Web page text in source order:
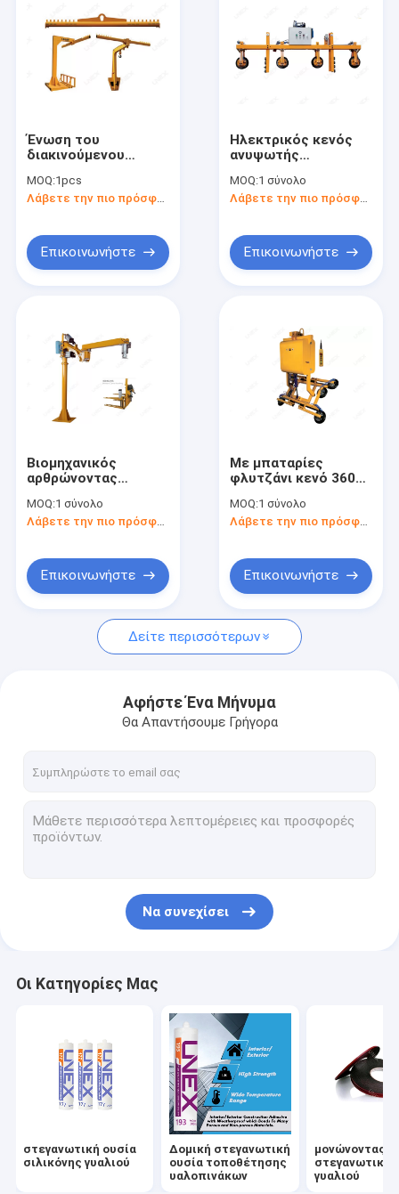
Προϊόντα
Περίπου εμείς
Γύρος εργοστασίων
Ειδήσεις
Ζητήστε ένα απόσπασμα
στεγανωτική ουσία σιλικόνης γυαλιού
μονώνοντας στεγανωτική ουσία γυαλιού
Πλήκτρο διαστήματος παραθύρων αργιλίου
Ταινία ενδιάμεσων στρωμάτων PVB
έξυπνη ταινία
Υλικό γυαλιού
Χρώμα σμάλτων γυαλιού
Ανυψωτής φλυτζανιών αναρρόφησης
Ράφια αποθήκευσης γυαλιού
Ένωση του
διακινούμενου
την ακατέργαστη
μεταφορά πακέτων
MOQ:1pcs
Λάβετε την πιο πρόσφατη τιμή
Επικοινωνήστε
Ηλεκτρικός κενός
ανυψωτής
μετάλλων φύλλων
φλυτζανιών
MOQ:1 σύνολο
Επικοινωνήστε
Βιομηχανικός
αρθρώνοντας
βραχίονας BL-150
200KG χειριστών
MOQ:1 σύνολο
Λάβετε την πιο πρόσφατη τιμή
Επικοινωνήστε
Με μπαταρίες
φλυτζάνι κενό 360º
φλυτζανιών
αναρρόφησης
MOQ:1 σύνολο
Επικοινωνήστε
Δείτε περισσότερων
Αφήστε Ένα Μήνυμα
Θα Απαντήσουμε Γρήγορα
Να συνεχίσει
Οι Κατηγορίες Μας
στεγανωτική ουσία
σιλικόνης γυαλιού
Δομική στεγανωτική
ουσία τοποθέτησης
υαλοπινάκων
μονώνοντας
στεγανωτική
γυαλιού